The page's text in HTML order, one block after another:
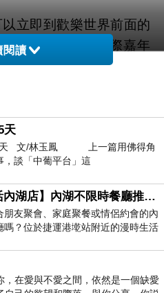
立即到歡樂世界前面的
這一區好像叫做星際嘉年
。
不要錯過阿拉丁廣場，
個都可以順遊，但是要
分在那魯灣劇場有原住
住民有關的樂園， 完全
閱讀
天
天 文/林玉鳳 上一篇用佛得角
，談「中葡平台」這
【漫時生活內湖店】內湖不限時餐廳推薦｜捷運港墘站美食，聚餐、約會、家庭聚會首選，正餐甜點一次滿足
朋友聚會、家庭聚餐或情侶約會的內
嗎？位於捷運港墘站附近的漫時生活
站步行約4分鐘即可抵
在愛與不愛之間，依然是一個缺愛